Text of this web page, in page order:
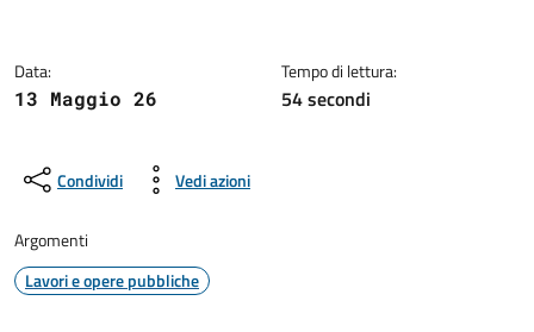
Data:
13 Maggio 26
Tempo di lettura:
54 secondi
Condividi Vedi azioni
Argomenti
Lavori e opere pubbliche